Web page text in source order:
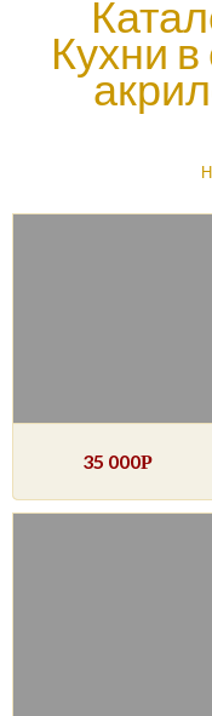
Кухни
35 000Р